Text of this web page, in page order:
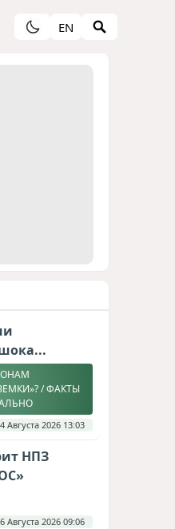
EN
/ ФАКТЫ
Августа 2026 13:03
НПЗ
Августа 2026 09:06